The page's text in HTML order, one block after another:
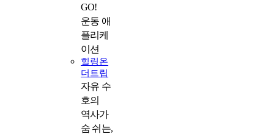
GO!
운동 애
플리케
이션
힐링온
더트립
자유 수
호의
역사가
숨 쉬는,